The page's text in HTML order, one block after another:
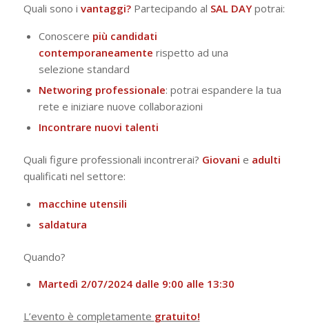
Quali sono i vantaggi?Partecipando al SAL DAYpotrai:
Conoscere più candidati
contemporaneamente rispetto ad una
selezione standard
Networing professionale: potrai espandere la tua
rete e iniziare nuove collaborazioni
Incontrare nuovi talenti
Quali figure professionali incontrerai? Giovani e adulti
qualificati nel settore:
macchine utensili
saldatura
Quando?
Martedì 2/07/2024 dalle 9:00 alle 13:30
L’evento è completamente gratuito!